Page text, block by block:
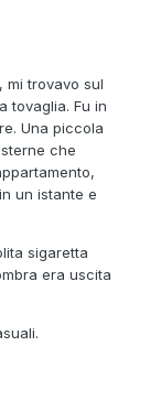
mi trovavo sul
tovaglia. Fu in
Una piccola
che
un istante e
sigaretta
era uscita